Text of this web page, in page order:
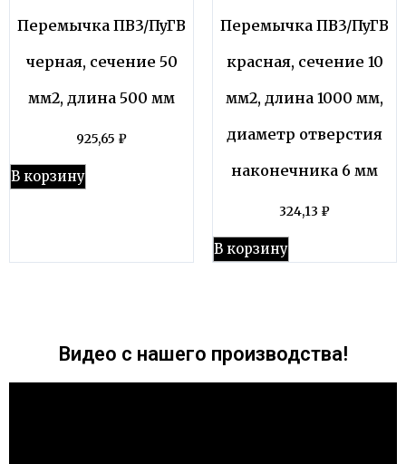
Перемычка ПВ3/ПуГВ
черная, сечение 50
мм2, длина 500 мм
925,65 ₽
В корзину
Перемычка ПВ3/ПуГВ
красная, сечение 10
мм2, длина 1000 мм,
диаметр отверстия
наконечника 6 мм
324,13 ₽
В корзину
Видео с нашего производства!